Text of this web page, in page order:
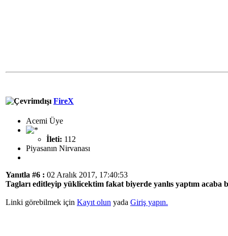
FireX
Acemi Üye
İleti: 112
Piyasanın Nirvanası
Yanıtla #6 : 02 Aralık 2017, 17:40:53
Tagları editleyip yüklicektim fakat biyerde yanlıs yaptım acaba
Linki görebilmek için Kayıt olun yada Giriş yapın.